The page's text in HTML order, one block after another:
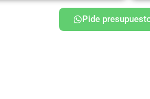
Pide